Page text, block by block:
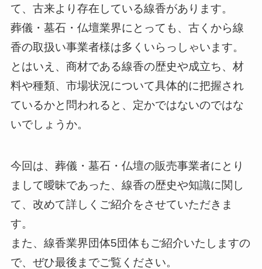
て、古来より存在している線香があります。
葬儀・墓石・仏壇業界にとっても、古くから線
香の取扱い事業者様は多くいらっしゃいます。
とはいえ、商材である線香の歴史や成立ち、材
料や種類、市場状況について具体的に把握され
ているかと問われると、定かではないのではな
いでしょうか。
今回は、葬儀・墓石・仏壇の販売事業者にとり
まして曖昧であった、線香の歴史や知識に関し
て、改めて詳しくご紹介をさせていただきま
す。
また、線香業界団体5団体もご紹介いたしますの
で、ぜひ最後までご覧ください。